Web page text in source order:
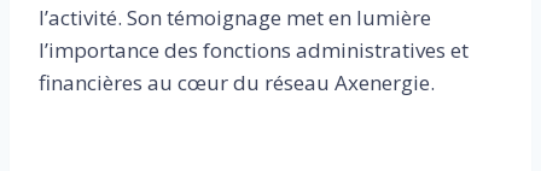
l’activité. Son témoignage met en lumière
l’importance des fonctions administratives et
financières au cœur du réseau Axenergie.